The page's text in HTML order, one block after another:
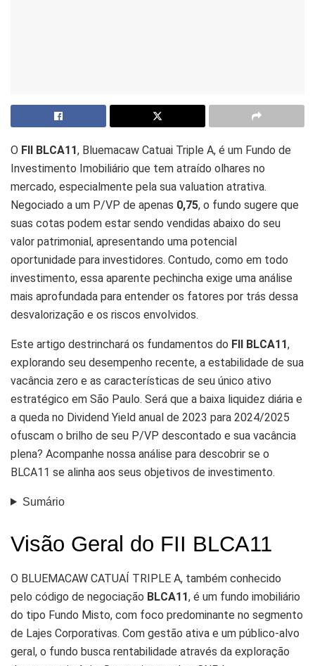
O FII BLCA11, Bluemacaw Catuai Triple A, é um Fundo de
Investimento Imobiliário que tem atraído olhares no
mercado, especialmente pela sua valuation atrativa.
Negociado a um P/VP de apenas 0,75, o fundo sugere que
suas cotas podem estar sendo vendidas abaixo do seu
valor patrimonial, apresentando uma potencial
oportunidade para investidores. Contudo, como em todo
investimento, essa aparente pechincha exige uma análise
mais aprofundada para entender os fatores por trás dessa
desvalorização e os riscos envolvidos.
Este artigo destrinchará os fundamentos do FII BLCA11,
explorando seu desempenho recente, a estabilidade de sua
vacância zero e as características de seu único ativo
estratégico em São Paulo. Será que a baixa liquidez diária e
a queda no Dividend Yield anual de 2023 para 2024/2025
ofuscam o brilho de seu P/VP descontado e sua vacância
plena? Acompanhe nossa análise para descobrir se o
BLCA11 se alinha aos seus objetivos de investimento.
Sumário
Visão Geral do FII BLCA11
O BLUEMACAW CATUAÍ TRIPLE A, também conhecido
pelo código de negociação BLCA11, é um fundo imobiliário
do tipo Fundo Misto, com foco predominante no segmento
de Lajes Corporativas. Com gestão ativa e um público-alvo
geral, o fundo busca rentabilidade através da exploração